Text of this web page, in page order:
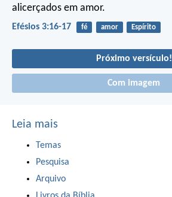
alicerçados em amor.
Efésios 3:16-17 fé amor Espírito
Próximo versículo!
Com imagem
Leia mais
Temas
Pesquisa
Arquivo